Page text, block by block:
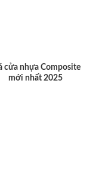
cửa nhựa Composite
mới nhất 2025